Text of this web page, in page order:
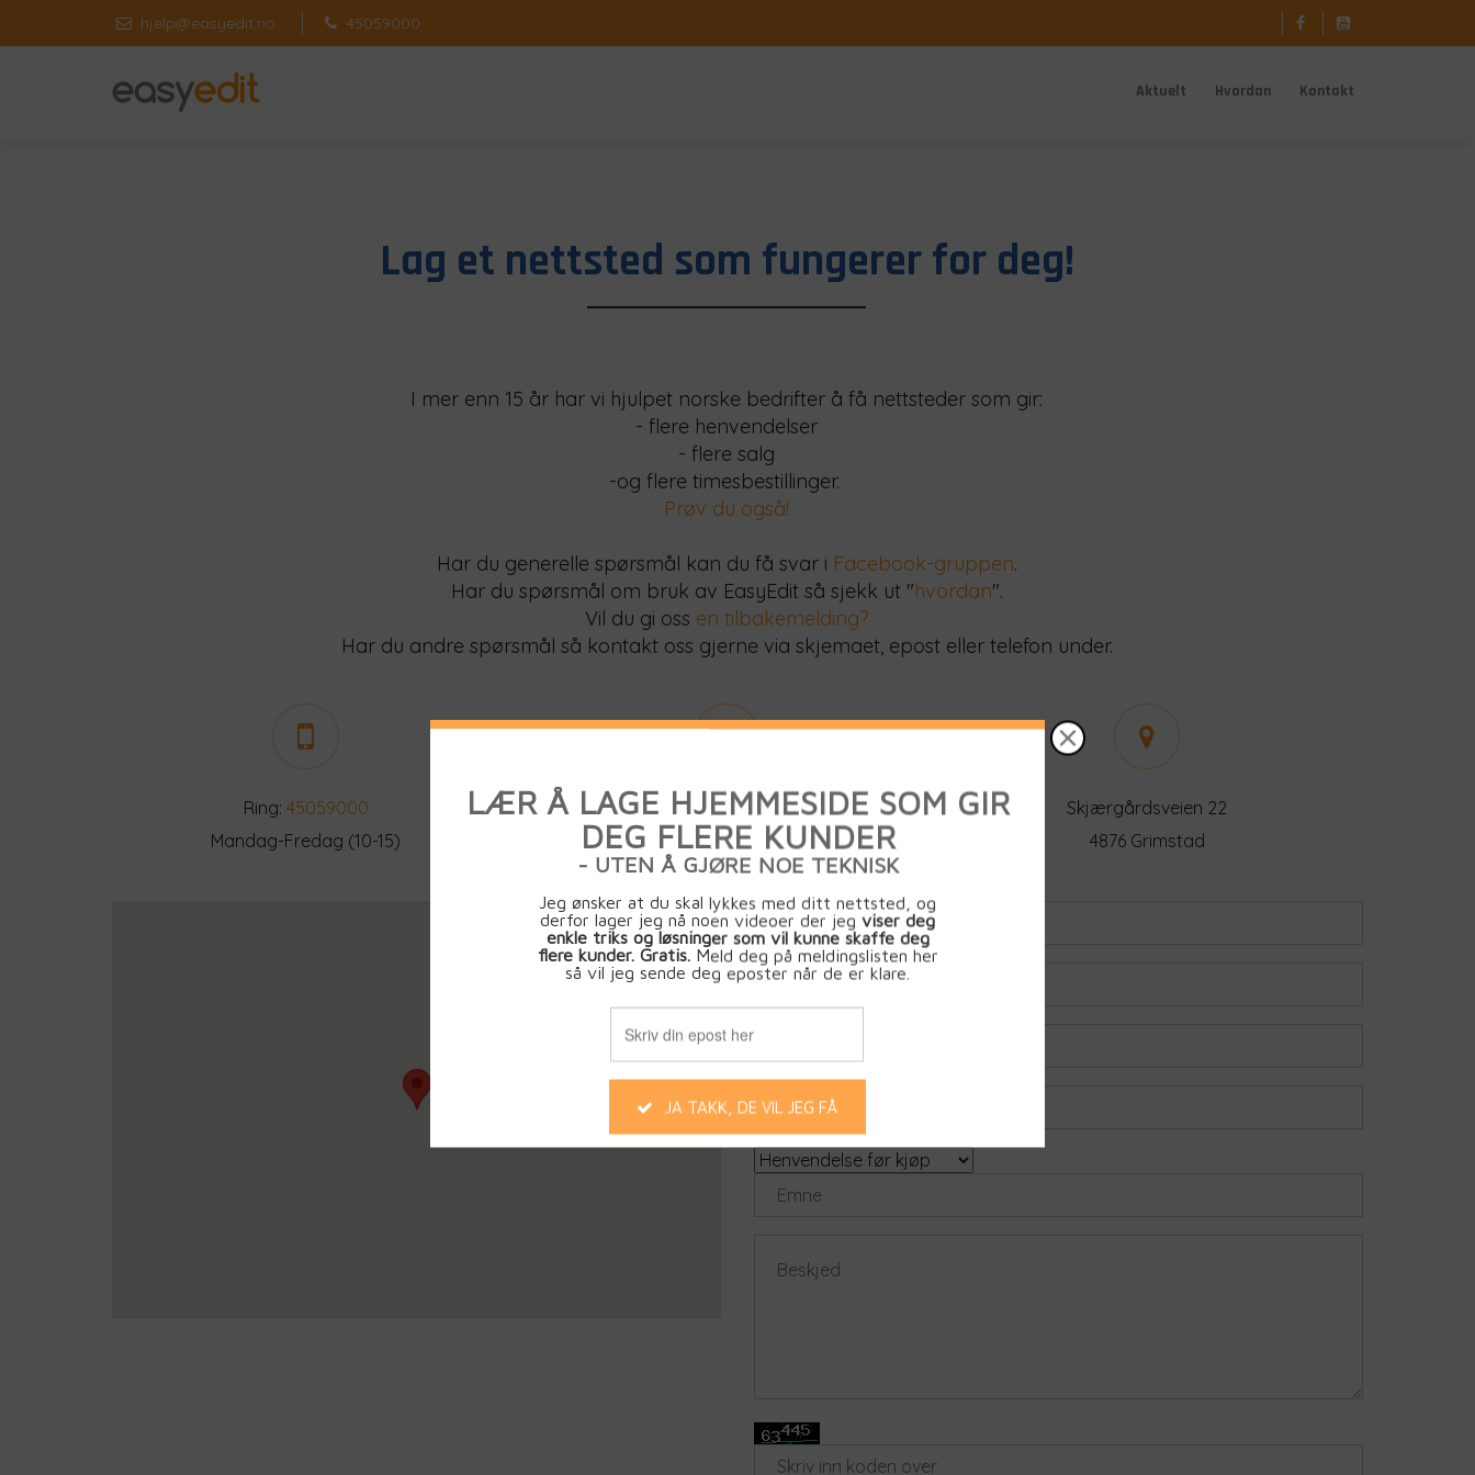
hjelp@easyedit.no 45059000
Aktuelt Hvordan Kontakt
Lag et nettsted som fungerer for deg!
I mer enn 15 år har vi hjulpet norske bedrifter å få nettsteder som gir:
- flere henvendelser
- flere salg
-og flere timesbestillinger.
Prøv du også!
Har du generelle spørsmål kan du få svar i Facebook-gruppen.
Har du spørsmål om bruk av EasyEdit så sjekk ut "hvordan".
Vil du gi oss en tilbakemelding?
Har du andre spørsmål så kontakt oss gjerne via skjemaet, epost eller telefon under.
Ring: 45059000
Mandag-Fredag (10-15)
Epost:hjelp@easyedit.no
Skjærgårdsveien 22
4876 Grimstad